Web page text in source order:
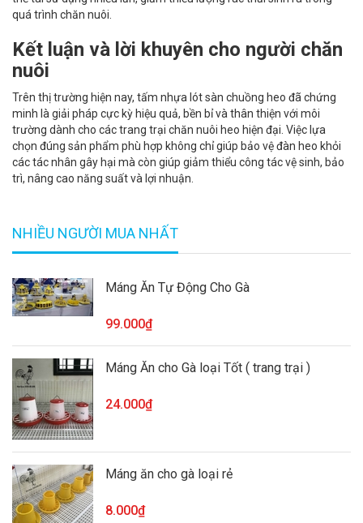
quá trình chăn nuôi.
Kết luận và lời khuyên cho người chăn
nuôi
Trên thị trường hiện nay, tấm nhựa lót sàn chuồng heo đã chứng
minh là giải pháp cực kỳ hiệu quả, bền bỉ và thân thiện với môi
trường dành cho các trang trại chăn nuôi heo hiện đại. Việc lựa
chọn đúng sản phẩm phù hợp không chỉ giúp bảo vệ đàn heo khỏi
các tác nhân gây hại mà còn giúp giảm thiểu công tác vệ sinh, bảo
trì, nâng cao năng suất và lợi nhuận.
NHIỀU NGƯỜI MUA NHẤT
Máng Ăn Tự Động Cho Gà
99.000₫
Máng Ăn cho Gà loại Tốt ( trang trại )
24.000₫
Máng ăn cho gà loại rẻ
8.000₫